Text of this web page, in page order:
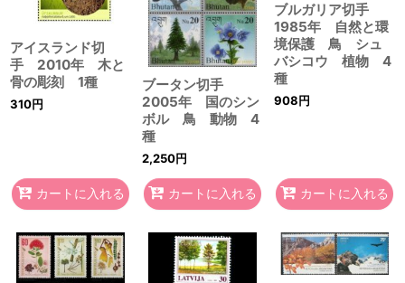
アイスランド切
手 2010年 木と
骨の彫刻 1種
310円
カートに入れる
ブータン切手
2005年 国のシン
ボル 鳥 動物 4
種
2,250円
カートに入れる
ブルガリア切手
1985年 自然と環
境保護 鳥 シュ
バシコウ 植物 4
種
908円
カートに入れる